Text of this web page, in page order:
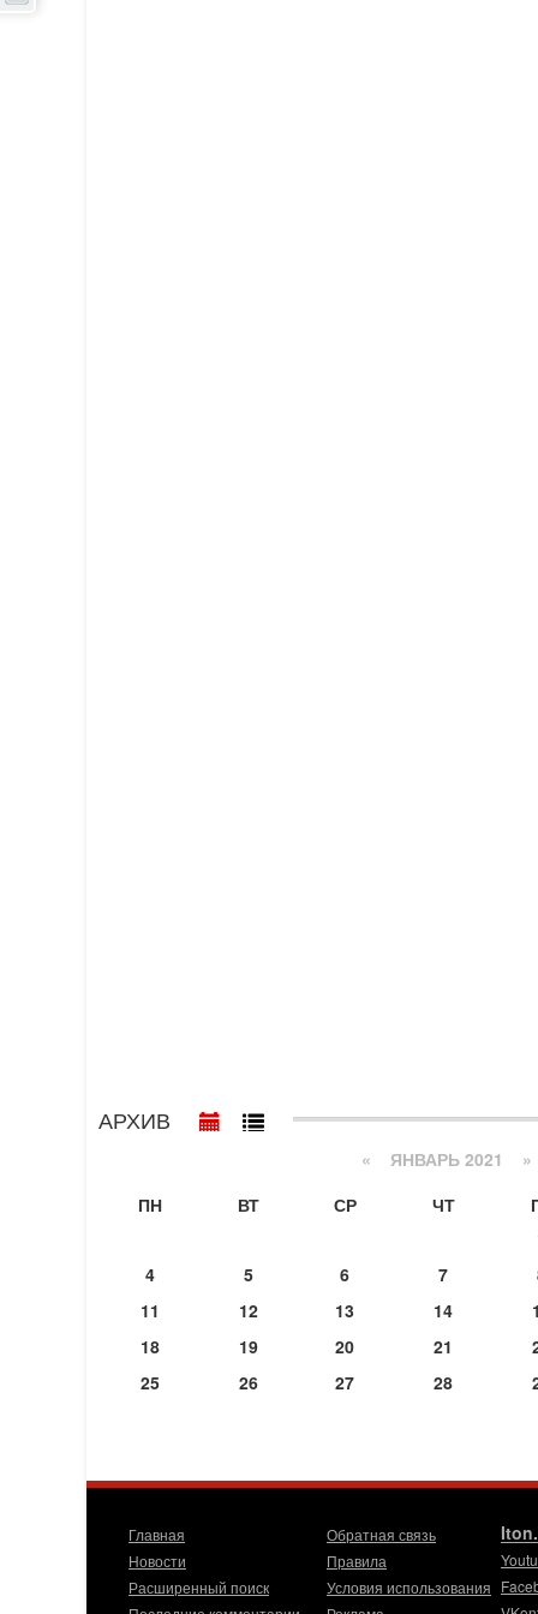
АРХИВ
« ЯНВАРЬ 2021 »
ПН
ВТ СР ЧТ
4
5 6 7
11
12 13 14
18
19 20 21
25
26 27 28
Главная
Новости
Расширенный поиск
Обратная связь
Правила
Условия использования